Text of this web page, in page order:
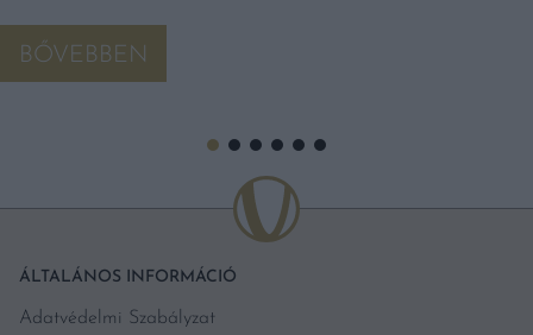
BŐVEBBEN
ÁLTALÁNOS INFORMÁCIÓ
Adatvédelmi Szabályzat